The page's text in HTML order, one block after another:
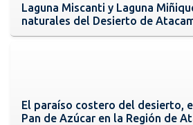
Laguna Miscanti y Laguna
naturales del Desierto de
El paraíso costero del desierto,
Pan de Azúcar en la Región de